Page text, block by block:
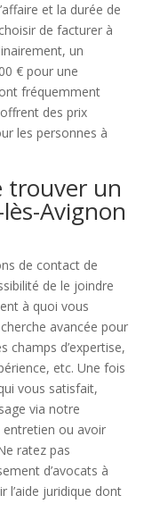
et la durée de
de facturer à
un
€ pour une
fréquemment
des prix
les personnes à
trouver un
Avignon
de contact de
de le joindre
à quoi vous
avancée pour
champs d’expertise,
etc. Une fois
vous satisfait,
via notre
ou avoir
ratez pas
d’avocats à
l’aide juridique dont